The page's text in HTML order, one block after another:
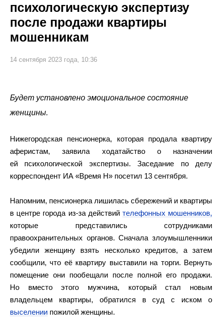
психологическую экспертизу
после продажи квартиры
мошенникам
14 сентября 2023 года, 10:36
Будет установлено эмоциональное состояние
женщины.
Нижегородская пенсионерка, которая продала квартиру
аферистам, заявила ходатайство о назначении
ей психологической экспертизы. Заседание по делу
корреспондент ИА «Время Н» посетил 13 сентября.
Напомним, пенсионерка лишилась сбережений и квартиры
в центре города из-за действий телефонных мошенников,
которые представились сотрудниками
правоохранительных органов. Сначала злоумышленники
убедили женщину взять несколько кредитов, а затем
сообщили, что её квартиру выставили на торги. Вернуть
помещение они пообещали после полной его продажи.
Но вместо этого мужчина, который стал новым
владельцем квартиры, обратился в суд с иском о
выселении пожилой женщины.